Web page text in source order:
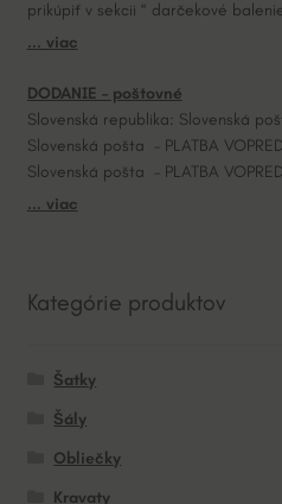
prikúpiť v sekcii “ darčekové
... viac
DODANIE – poštovné
Slovenská republika: Slovenská
Slovenská pošta – PLATBA
Slovenská pošta – PLATBA
... viac
Kategórie produktov
Šatky
Šály
Obliečky
Kravaty